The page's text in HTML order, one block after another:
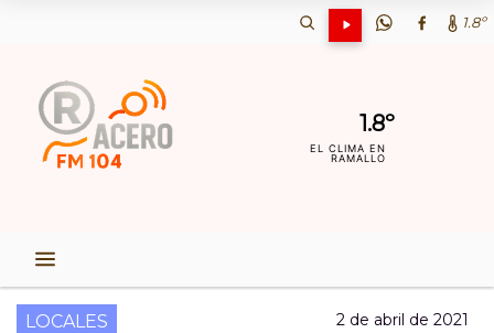
1.8º
1.8º
EL CLIMA EN
RAMALLO
LOCALES 2 de abril de 2021